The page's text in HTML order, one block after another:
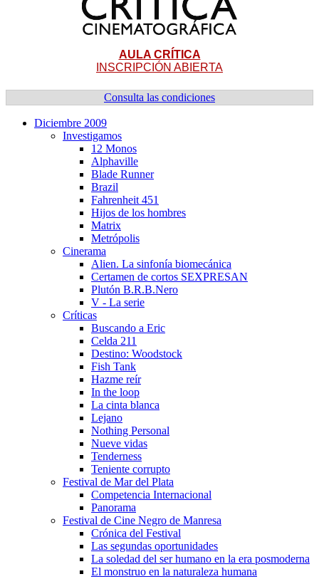
AULA CRÍTICA
INSCRIPCIÓN ABIERTA
Consulta las condiciones
Diciembre 2009
Investigamos
12 Monos
Alphaville
Blade Runner
Brazil
Fahrenheit 451
Hijos de los hombres
Matrix
Metrópolis
Cinerama
Alien. La sinfoní­a biomecánica
Certamen de cortos SEXPRESAN
Plutón B.R.B.Nero
V - La serie
Crí­ticas
Buscando a Eric
Celda 211
Destino: Woodstock
Fish Tank
Hazme reí­r
In the loop
La cinta blanca
Lejano
Nothing Personal
Nueve vidas
Tenderness
Teniente corrupto
Festival de Mar del Plata
Competencia Internacional
Panorama
Festival de Cine Negro de Manresa
Crónica del Festival
Las segundas oportunidades
La soledad del ser humano en la era posmoderna
El monstruo en la naturaleza humana